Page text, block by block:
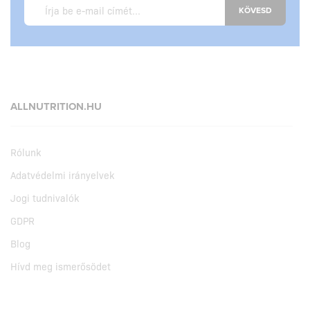
KÖVESD
ALLNUTRITION.HU
Rólunk
Adatvédelmi irányelvek
Jogi tudnivalók
GDPR
Blog
Hívd meg ismerősödet